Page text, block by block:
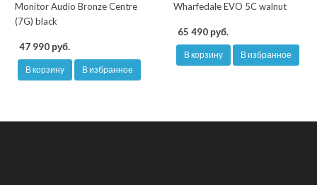
Monitor Audio Bronze Centre
(7G) black
47 990 руб.
В корзину В избранное
Wharfedale EVO 5C walnut
65 490 руб.
В корзину В избранное